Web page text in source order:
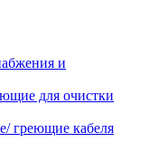
и
для очистки
кабеля